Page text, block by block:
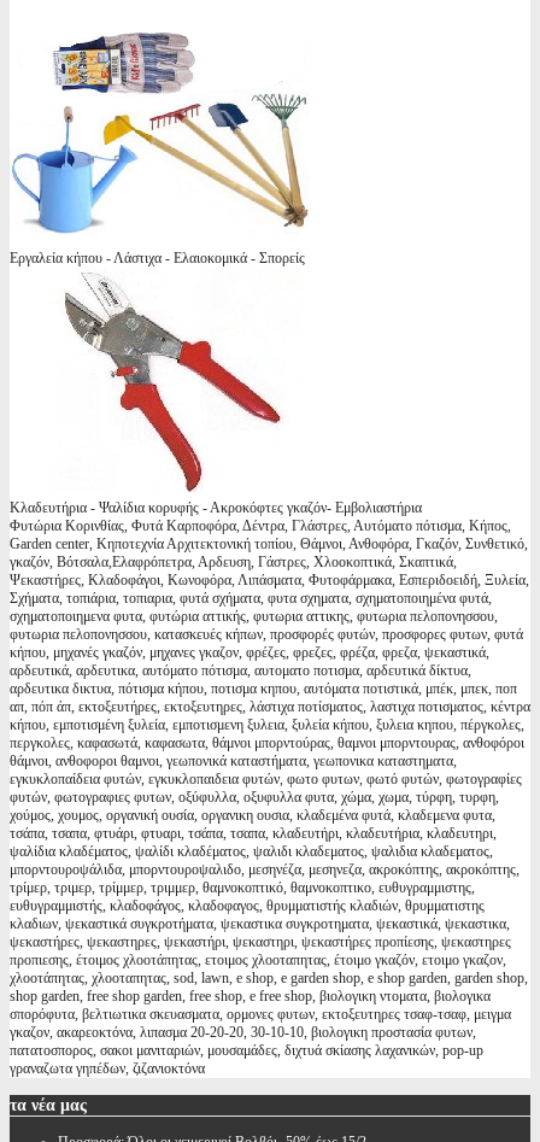
Εργαλεία κήπου - Λάστιχα - Ελαιοκομικά - Σπορείς
Κλαδευτήρια - Ψαλίδια κορυφής - Ακροκόφτες γκαζόν- Εμβολιαστήρια
Φυτώρια Κορινθίας, Φυτά Καρποφόρα, Δέντρα, Γλάστρες, Αυτόματο πότισμα, Κήπος,
Garden center, Κηποτεχνία Αρχιτεκτονική τοπίου, Θάμνοι, Ανθοφόρα, Γκαζόν, Συνθετικό,
γκαζόν, Βότσαλα,Ελαφρόπετρα, Αρδευση, Γάστρες, Χλοοκοπτικά, Σκαπτικά,
Ψεκαστήρες, Κλαδοφάγοι, Κωνοφόρα, Λιπάσματα, Φυτοφάρμακα, Εσπεριδοειδή, Ξυλεία,
Σχήματα, τοπιάρια, τοπιαρια, φυτά σχήματα, φυτα σχηματα, σχηματοποιημένα φυτά,
σχηματοποιημενα φυτα, φυτώρια αττικής, φυτωρια αττικης, φυτωρια πελοπονησσου,
φυτωρια πελοπονησσου, κατασκευές κήπων, προσφορές φυτών, προσφορες φυτων, φυτά
κήπου, μηχανές γκαζόν, μηχανες γκαζον, φρέζες, φρεζες, φρέζα, φρεζα, ψεκαστικά,
αρδευτικά, αρδευτικα, αυτόματο πότισμα, αυτοματο ποτισμα, αρδευτικά δίκτυα,
αρδευτικα δικτυα, πότισμα κήπου, ποτισμα κηπου, αυτόματα ποτιστικά, μπέκ, μπεκ, ποπ
απ, πόπ άπ, εκτοξευτήρες, εκτοξευτηρες, λάστιχα ποτίσματος, λαστιχα ποτισματος, κέντρα
κήπου, εμποτισμένη ξυλεία, εμποτισμενη ξυλεια, ξυλεία κήπου, ξυλεια κηπου, πέργκολες,
περγκολες, καφασωτά, καφασωτα, θάμνοι μπορντούρας, θαμνοι μπορντουρας, ανθοφόροι
θάμνοι, ανθοφοροι θαμνοι, γεωπονικά καταστήματα, γεωπονικα καταστηματα,
εγκυκλοπαίδεια φυτών, εγκυκλοπαιδεια φυτών, φωτο φυτων, φωτό φυτών, φωτογραφίες
φυτών, φωτογραφιες φυτων, οξύφυλλα, οξυφυλλα φυτα, χώμα, χωμα, τύρφη, τυρφη,
χούμος, χουμος, οργανική ουσία, οργανικη ουσια, κλαδεμένα φυτά, κλαδεμενα φυτα,
τσάπα, τσαπα, φτυάρι, φτυαρι, τσάπα, τσαπα, κλαδευτήρι, κλαδευτήρια, κλαδευτηρι,
ψαλίδια κλαδέματος, ψαλίδι κλαδέματος, ψαλιδι κλαδεματος, ψαλιδια κλαδεματος,
μπορντουροψάλιδα, μπορντουροψαλιδο, μεσηνέζα, μεσηνεζα, ακροκόπτης, ακροκόπτης,
τρίμερ, τριμερ, τρίμμερ, τριμμερ, θαμνοκοπτικό, θαμνοκοπτικο, ευθυγραμμιστης,
ευθυγραμμιστής, κλαδοφάγος, κλαδοφαγος, θρυμματιστής κλαδιών, θρυμματιστης
κλαδιων, ψεκαστικά συγκροτήματα, ψεκαστικα συγκροτηματα, ψεκαστικά, ψεκαστικα,
ψεκαστήρες, ψεκαστηρες, ψεκαστήρι, ψεκαστηρι, ψεκαστήρες προπίεσης, ψεκαστηρες
προπιεσης, έτοιμος χλοοτάπητας, ετοιμος χλοοταπητας, έτοιμο γκαζόν, ετοιμο γκαζον,
χλοοτάπητας, χλοοταπητας, sod, lawn, e shop, e garden shop, e shop garden, garden shop,
shop garden, free shop garden, free shop, e free shop, βιολογικη ντοματα, βιολογικα
σπορόφυτα, βελτιωτικα σκευασματα, ορμονες φυτων, εκτοξευτηρες τσαφ-τσαφ, μειγμα
γκαζον, ακαρεοκτόνα, λιπασμα 20-20-20, 30-10-10, βιολογικη προστασία φυτων,
πατατοσπορος, σακοι μανιταριών, μουσαμάδες, διχτυά σκίασης λαχανικών, pop-up
γραναζωτα γηπέδων, ζιζανιοκτόνα
τα νέα μας